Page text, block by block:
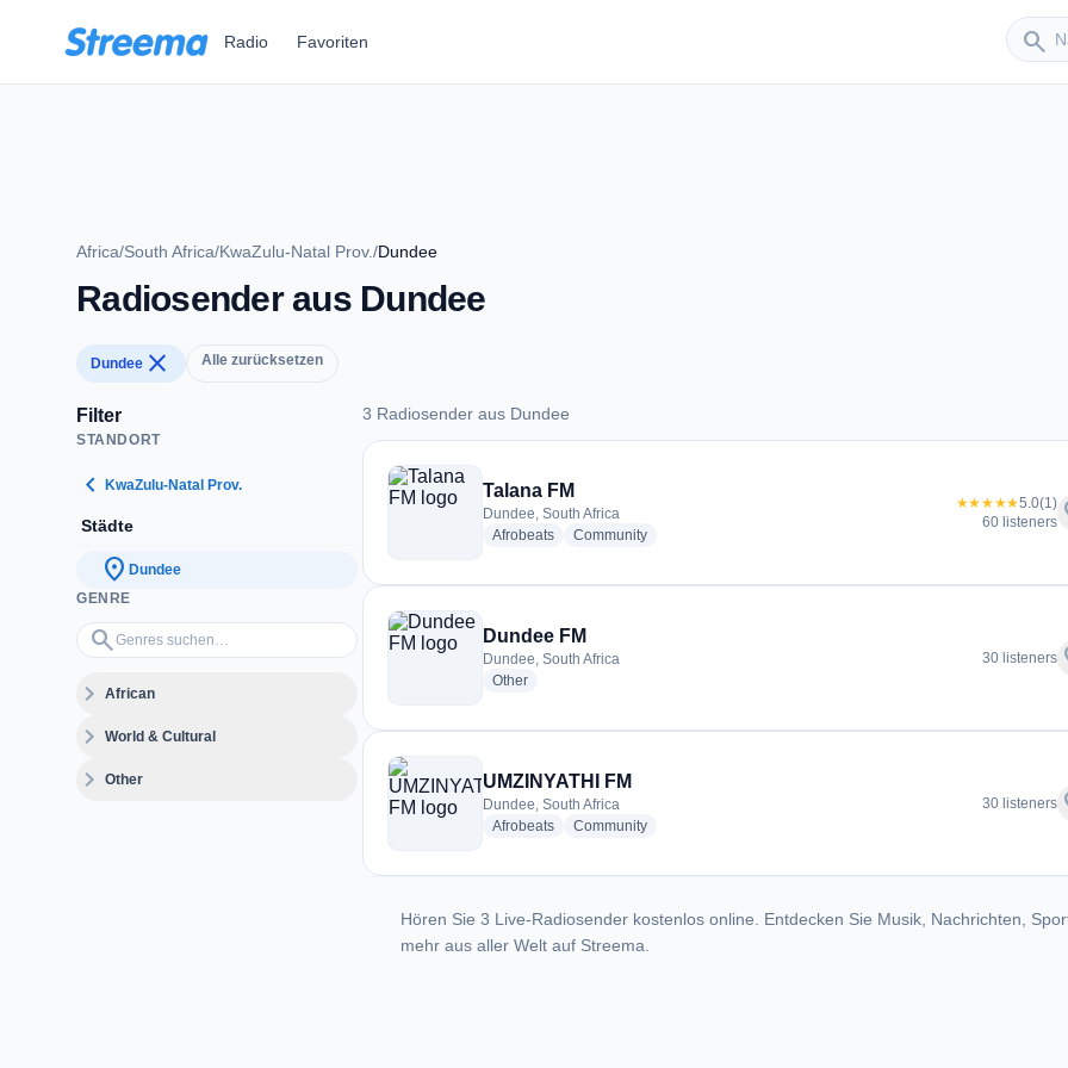
Radio Favoriten search
Sender
Africa/South Africa/KwaZulu-Natal Prov./Dundee
Radiosender aus Dundee
Dundee close Alle zurücksetzen
Filter
STANDORT
chevron_left KwaZulu-Natal Prov.
Städte
location_on Dundee
GENRE
search
Genres suchen…
expand_moreAfrican
expand_moreWorld & Cultural
expand_moreOther
3 Radiosender aus Dundee
3 Radiosender aus Dundee
Talana FM
Dundee, South Africa
Afrobeatsradio stations
Communityradio stations
★★★★★5.0(1)
60 listeners
Dundee FM
Dundee, South Africa
Otherradio stations
30 listeners
UMZINYATHI FM
Dundee, South Africa
Afrobeatsradio stations
Communityradio stations
30 listeners
Hören Sie 3 Live-Radiosender kostenlos online. Entdecken Sie Musik, Nachrichten,
mehr aus aller Welt auf Streema.